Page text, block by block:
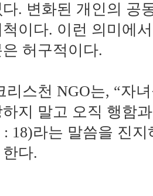
. 변화된 개인의 공
이다. 이런 의미에
허구적이다.
리스천 NGO는, “자
지 말고 오직 행함
: 18)라는 말씀을 진
다.